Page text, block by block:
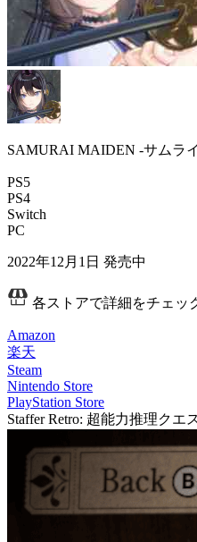
SAMURAI MAIDEN -サムラ
PS5
PS4
Switch
PC
2022年12月1日 発売中
各ストアで詳細をチェッ
Amazon
楽天
Steam
Nintendo Store
PlayStation Store
Staffer Retro: 超能力推理クエ